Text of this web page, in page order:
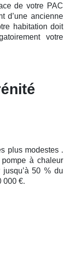
de votre PAC
d’une ancienne
habitation doit
votre
plus modestes .
pompe à chaleur
50 % du
000 €.